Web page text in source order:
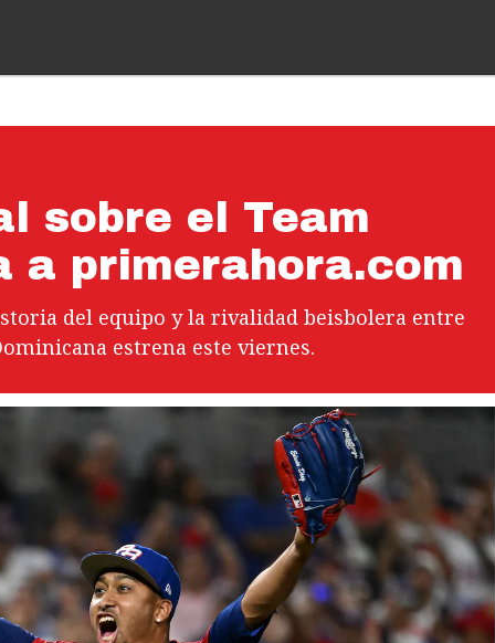
sobre el Team
a primerahora.com
del equipo y la rivalidad beisbolera entre
estrena este viernes.